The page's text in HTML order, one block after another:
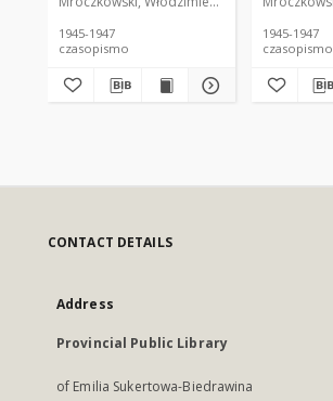
1945-1947
czasopismo
1945-1947
czasopismo
CONTACT DETAILS
Address
Provincial Public Library
of Emilia Sukertowa-Biedrawina